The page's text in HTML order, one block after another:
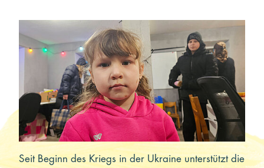
Kooperieren
Organisationen
Unternehmen
Seit Beginn des Kriegs in der Ukraine unterstützt die